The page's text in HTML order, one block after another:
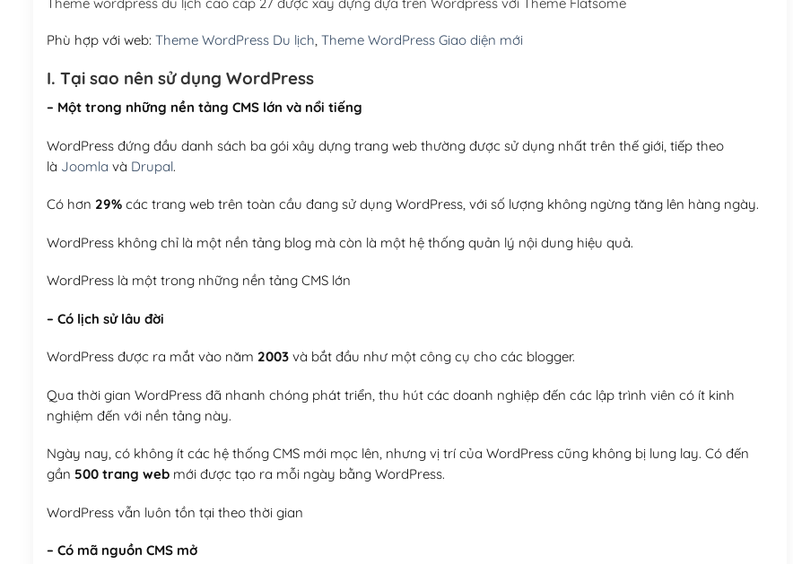
Theme wordpress du lịch cao cấp 27 được xây dựng dựa trên Wordpress với Theme Flatsome
Phù hợp với web: Theme WordPress Du lịch, Theme WordPress Giao diện mới
I. Tại sao nên sử dụng WordPress
– Một trong những nền tảng CMS lớn và nổi tiếng
WordPress đứng đầu danh sách ba gói xây dựng trang web thường được sử dụng nhất trên thế giới, tiếp theo
là Joomla và Drupal.
Có hơn 29%các trang web trên toàn cầu đang sử dụng WordPress, với số lượng không ngừng tăng lên hàng ngày.
WordPress không chỉ là một nền tảng blog mà còn là một hệ thống quản lý nội dung hiệu quả.
WordPress là một trong những nền tảng CMS lớn
– Có lịch sử lâu đời
WordPress được ra mắt vào năm 2003và bắt đầu như một công cụ cho các blogger.
Qua thời gian WordPress đã nhanh chóng phát triển, thu hút các doanh nghiệp đến các lập trình viên có ít kinh
nghiệm đến với nền tảng này.
Ngày nay, có không ít các hệ thống CMS mới mọc lên, nhưng vị trí của WordPress cũng không bị lung lay. Có đến
gần 500 trang webmới được tạo ra mỗi ngày bằng WordPress.
WordPress vẫn luôn tồn tại theo thời gian
– Có mã nguồn CMS mở